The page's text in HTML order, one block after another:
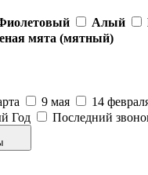
Алый
мята (мятный)
9 мая 14
Год Последний